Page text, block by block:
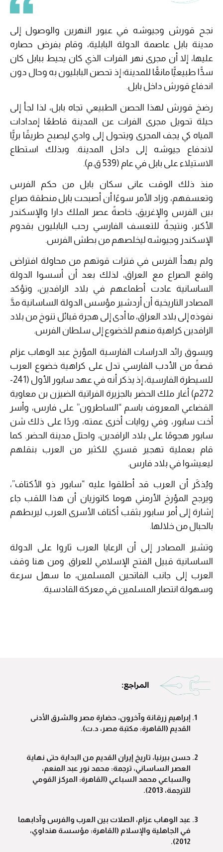
نجح قورش وجيوشه في عبور النهرين والوصول إلى
مدينة بابل عاصمة الدولة البابلية، وقام بفرض حصاره
عليها، إلا أن مجرى نهر الفرات الذي كان يحيط ببابل كان
سدًّا طبيعيًّا مانعًّا للمدينة؛ إذ تحصن البابليون به وحال دون
اندفاع قورش داخل بابل.
رضخ قورش لهذا الحصن الطبيعي تجاه بابل، لذا لجأ إلى
حيلة تحويل مجرى الفرات عن المدينة قاطعًا إمدادات
المياه كي يجف المجرى ويتحول إلى وادي ليصبح طريقًا بريًّا
لاندفاع جيوشه إلى داخل المدينة. وبذلك استطاع
الاستيلاء على بابل في عام (539 ق.م).
منذ ذلك الوقت عانى سكان بابل من حكم الفرس
وتعسفهم، وزاد الأمر سوءًا أن أصبحت بابل منطقة صراع
بين الفرس والإغريق، خاصةً عصر الملك دارا والإسكندر
الأكبر، ونتيجةً للتعسف الفارسي رحب البابليون بقدوم
الإسكندر وجيوشه ليخلصهم من بطش الفرس.
ولم يهدأ الفرس في فترات قوتهم من محاولة افتراض
واقع الصراع مع العراق، لذلك بعد أن أسسوا الدولة
الساسانية عادت أطماعهم في بلاد الرافدين، وتؤكد
المصادر التاريخية أن أردشير مؤسس الدولة الساسانية مدَّ
نفوذه إلى بلاد العراق، ما أدى إلى هجرة قبائل تنوخ من بلاد
الرافدين كراهية منهم للخضوع إلى سلطان الفرس.
ويسوق رائد الدراسات الفارسية المؤرخ عبد الوهاب عزام
قصةً من الأدب الفارسي تدل على كراهية خضوع العرب
للسيطرة الفارسية، إذ يذكر أنه في عهد سابور الأول (241-
272م) أغار ملك الحضر بالجزيرة الفراتية الضيزن بن معاوية
القضاعي المعروف باسم “الساطرون” على فارس، وأسر
أخت سابور، وفي روايات أخرى عمته، وردًا على ذلك شن
سابور هجومًا على بلاد الرافدين، واحتل مدينة الحضر. كما
قام بعملية تهجير قسري للكثير من العرب بنقلهم
ليعيشوا في بلاد فارس.
ويُذكَر أن العرب قد أطلقوا عليه “سابور ذو الأكتاف”،
ويرجح المؤرخ الأرمني هوما كاتوزيان أن هذا اللقب جاء
إشارة إلى أمر سابور بثقب أكتاف الأسرى العرب ليربطهم
بالحبال من خلالها.
وتشير المصادر إلى أن الرعايا العرب ثاروا على الدولة
الساسانية قبيل الفتح الإسلامي للعراق. ومن هنا وقف
العرب إلى جانب الفاتحين المسلمين، ما سهل سرعة
وسهولة انتصار المسلمين في معركة القادسية.
إبراهيم زرقانة وآخرون، حضارة مصر والشرق الأدنى
القديم (القاهرة: مكتبة مصر، د.ت).
حسن بيرنيا، تاريخ إيران القديم من البداية حتى نهاية
العصر الساساني، ترجمة: محمد نور عبد المنعم،
والسباعي محمد السباعي (القاهرة: المركز القومي
للترجمة، 2013).
عبد الوهاب عزام، الصلات بين العرب والفرس وآدابهما
في الجاهلية والإسلام (القاهرة: مؤسسة هنداوي،
2012).